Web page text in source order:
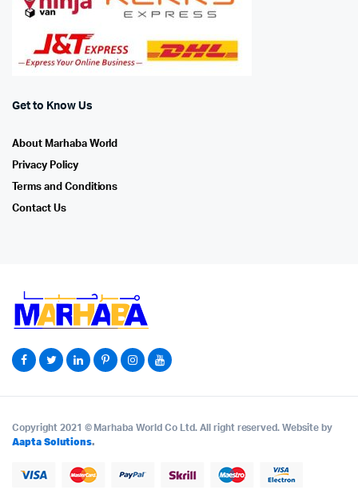
Get to Know Us
About Marhaba World
Privacy Policy
Terms and Conditions
Contact Us
Copyright 2021 © Marhaba World Co Ltd. All right reserved. Website by
Aapta Solutions.